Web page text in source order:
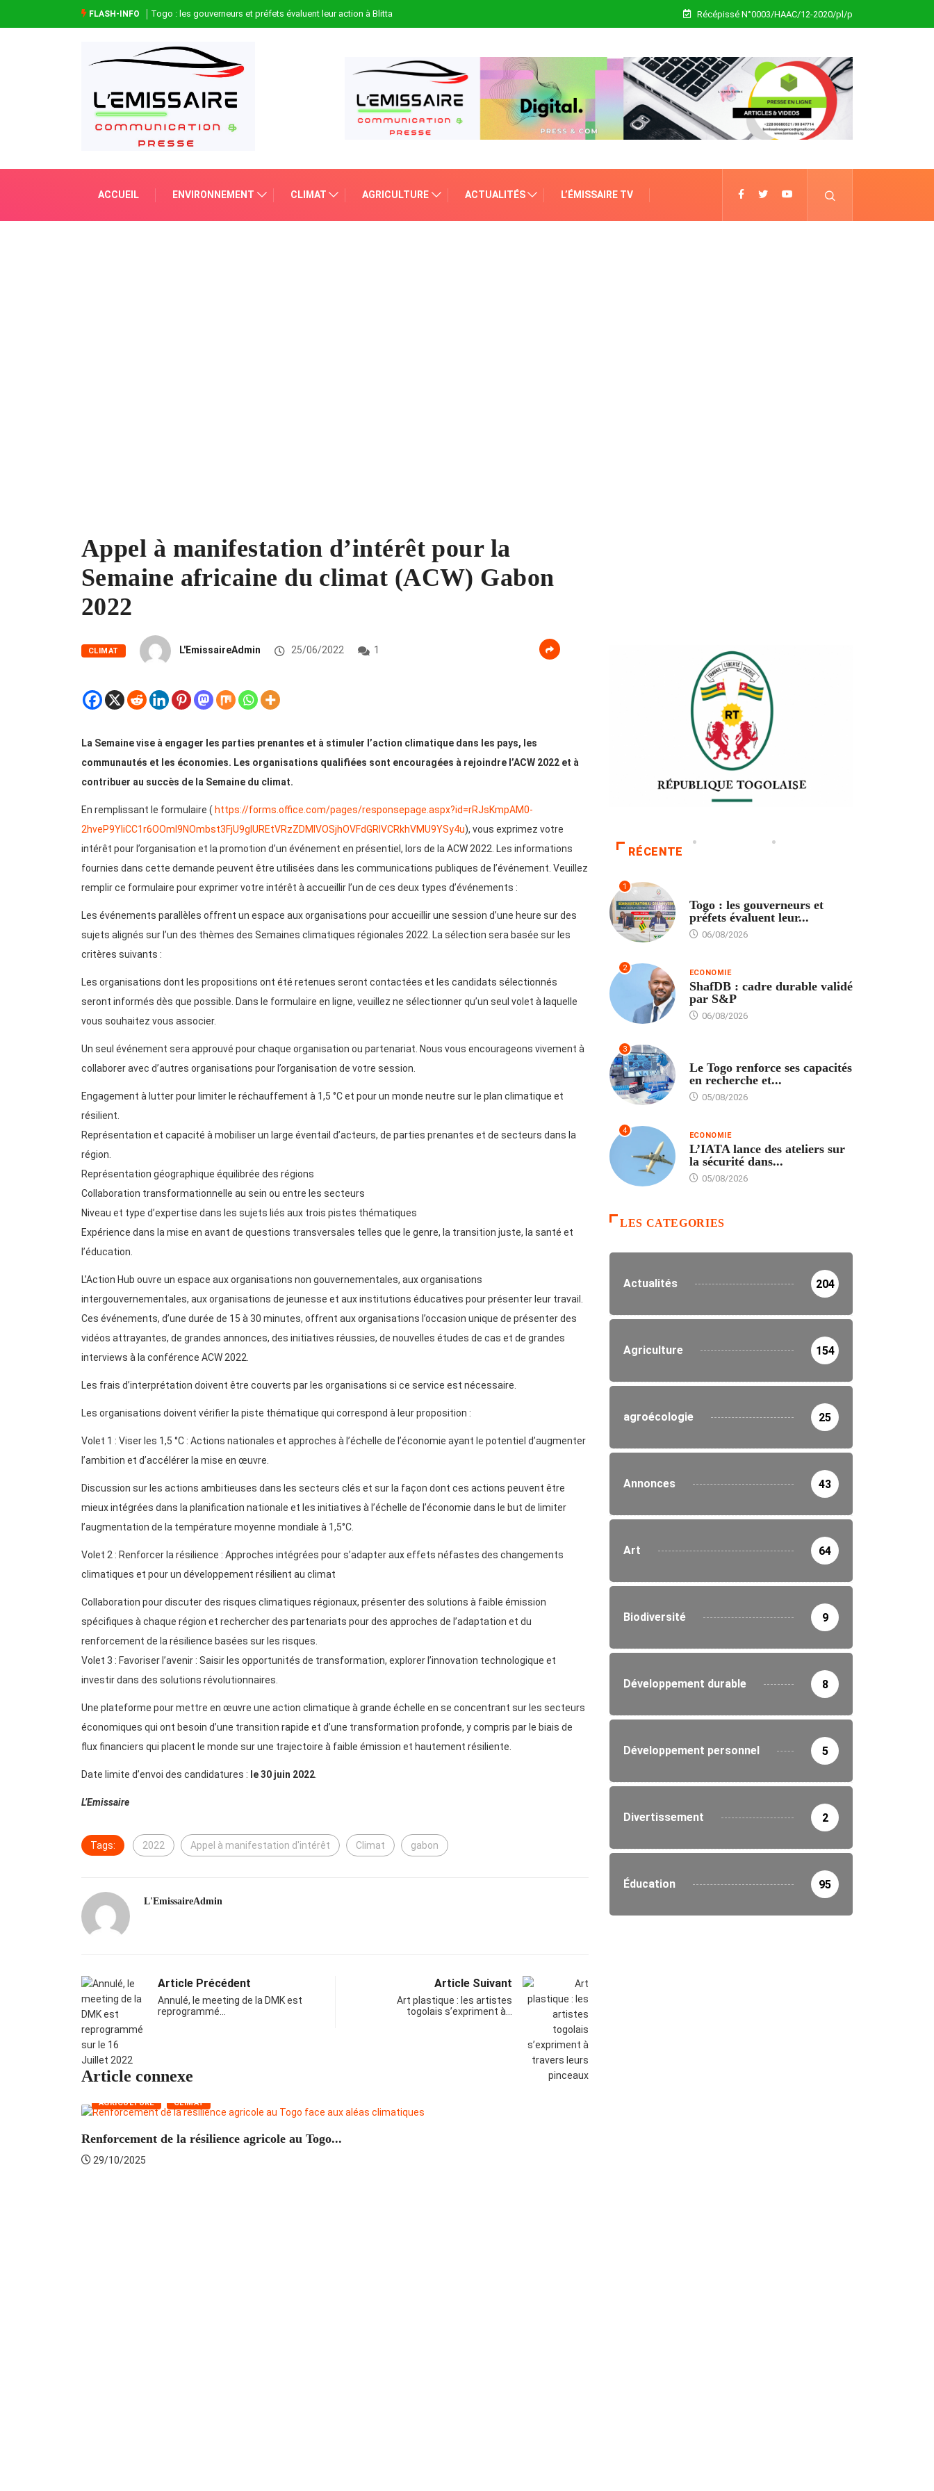
FLASH-INFO Togo : les gouverneurs et préfets évaluent leur action à Blitta Récépissé N°0003/HAAC/12-2020/pl/p
ACCUEIL ENVIRONNEMENT CLIMAT AGRICULTURE ACTUALITÉS L’ÉMISSAIRE TV
Appel à manifestation d’intérêt pour la
Semaine africaine du climat (ACW) Gabon
2022
CLIMAT L'EmissaireAdmin 25/06/2022 1
La Semaine vise à engager les parties prenantes et à stimuler l’action climatique dans les pays, les
communautés et les économies. Les organisations qualifiées sont encouragées à rejoindre l’ACW 2022 et à
contribuer au succès de la Semaine du climat.
En remplissant le formulaire ( https://forms.office.com/pages/responsepage.aspx?id=rRJsKmpAM0-
2hveP9YIiCC1r6OOmI9NOmbst3FjU9glUREtVRzZDMlVOSjhOVFdGRlVCRkhVMU9YSy4u), vous exprimez votre
intérêt pour l’organisation et la promotion d’un événement en présentiel, lors de la ACW 2022. Les informations
fournies dans cette demande peuvent être utilisées dans les communications publiques de l’événement. Veuillez
remplir ce formulaire pour exprimer votre intérêt à accueillir l’un de ces deux types d’événements :
Les événements parallèles offrent un espace aux organisations pour accueillir une session d’une heure sur des
sujets alignés sur l’un des thèmes des Semaines climatiques régionales 2022. La sélection sera basée sur les
critères suivants :
Les organisations dont les propositions ont été retenues seront contactées et les candidats sélectionnés
seront informés dès que possible. Dans le formulaire en ligne, veuillez ne sélectionner qu’un seul volet à laquelle
vous souhaitez vous associer.
Un seul événement sera approuvé pour chaque organisation ou partenariat. Nous vous encourageons vivement à
collaborer avec d’autres organisations pour l’organisation de votre session.
Engagement à lutter pour limiter le réchauffement à 1,5 °C et pour un monde neutre sur le plan climatique et
résilient.
Représentation et capacité à mobiliser un large éventail d’acteurs, de parties prenantes et de secteurs dans la
région.
Représentation géographique équilibrée des régions
Collaboration transformationnelle au sein ou entre les secteurs
Niveau et type d’expertise dans les sujets liés aux trois pistes thématiques
Expérience dans la mise en avant de questions transversales telles que le genre, la transition juste, la santé et
l’éducation.
L’Action Hub ouvre un espace aux organisations non gouvernementales, aux organisations
intergouvernementales, aux organisations de jeunesse et aux institutions éducatives pour présenter leur travail.
Ces événements, d’une durée de 15 à 30 minutes, offrent aux organisations l’occasion unique de présenter des
vidéos attrayantes, de grandes annonces, des initiatives réussies, de nouvelles études de cas et de grandes
interviews à la conférence ACW 2022.
Les frais d’interprétation doivent être couverts par les organisations si ce service est nécessaire.
Les organisations doivent vérifier la piste thématique qui correspond à leur proposition :
Volet 1 : Viser les 1,5 °C : Actions nationales et approches à l’échelle de l’économie ayant le potentiel d’augmenter
l’ambition et d’accélérer la mise en œuvre.
Discussion sur les actions ambitieuses dans les secteurs clés et sur la façon dont ces actions peuvent être
mieux intégrées dans la planification nationale et les initiatives à l’échelle de l’économie dans le but de limiter
l’augmentation de la température moyenne mondiale à 1,5°C.
Volet 2 : Renforcer la résilience : Approches intégrées pour s’adapter aux effets néfastes des changements
climatiques et pour un développement résilient au climat
Collaboration pour discuter des risques climatiques régionaux, présenter des solutions à faible émission
spécifiques à chaque région et rechercher des partenariats pour des approches de l’adaptation et du
renforcement de la résilience basées sur les risques.
Volet 3 : Favoriser l’avenir : Saisir les opportunités de transformation, explorer l’innovation technologique et
investir dans des solutions révolutionnaires.
Une plateforme pour mettre en œuvre une action climatique à grande échelle en se concentrant sur les secteurs
économiques qui ont besoin d’une transition rapide et d’une transformation profonde, y compris par le biais de
flux financiers qui placent le monde sur une trajectoire à faible émission et hautement résiliente.
Date limite d’envoi des candidatures : le 30 juin 2022.
L’Emissaire
Tags: 2022 Appel à manifestation d'intérêt Climat gabon
L'EmissaireAdmin
Article Précédent
Annulé, le meeting de la DMK est
reprogrammé…
Article Suivant
Art plastique : les artistes
togolais s’expriment à…
Article connexe
AGRICULTURE CLIMAT
Renforcement de la résilience agricole au Togo...
29/10/2025
RÉCENTE
1
Togo : les gouverneurs et
préfets évaluent leur...
06/08/2026
2 ECONOMIE
ShafDB : cadre durable validé
par S&P
06/08/2026
3
Le Togo renforce ses capacités
en recherche et...
05/08/2026
4 ECONOMIE
L’IATA lance des ateliers sur
la sécurité dans...
05/08/2026
LES CATEGORIES
Actualités 204
Agriculture 154
agroécologie 25
Annonces 43
Art 64
Biodiversité 9
Développement durable 8
Développement personnel 5
Divertissement 2
Éducation 95